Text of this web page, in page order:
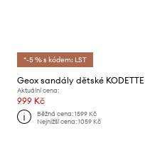
*-5 % s kódem: LST
Geox sandály dětské KODETTE
Aktuální cena:
999 Kč
Běžná cena:1599 Kč
Nejnižší cena:1059 Kč